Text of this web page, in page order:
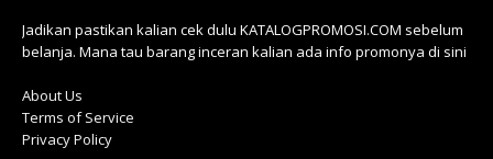
Jadikan pastikan kalian cek dulu KATALOGPROMOSI.COM sebelum
belanja. Mana tau barang inceran kalian ada info promonya di sini
About Us
Terms of Service
Privacy Policy